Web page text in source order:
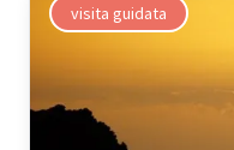
visita guidata